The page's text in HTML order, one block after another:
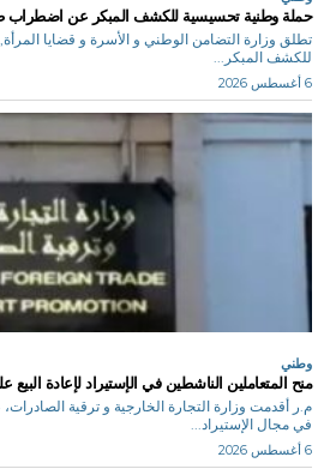
حملة وطنية تحسيسية للكشف المبكر عن اضطراب
تطلق وزارة التضامن الوطني و الأسرة و قضايا
للكشف المبكر...
6 أغسطس 2026
وطني
منح المتعاملين الناشطين في الإستيراد لإعادة البيع
م.ر أقدمت وزارة التجارة الخارجية و ترقية
في مجال الإستيراد...
6 أغسطس 2026